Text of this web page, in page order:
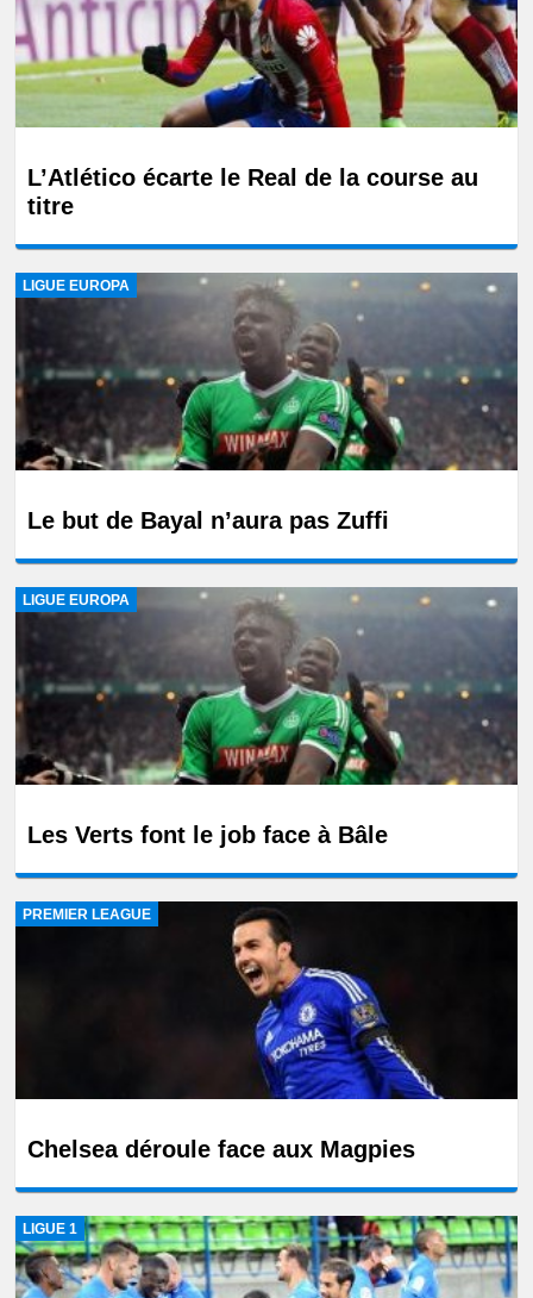
L’Atlético écarte le Real de la course au
titre
Le but de Bayal n’aura pas Zuffi
LIGUE EUROPA
Les Verts font le job face à Bâle
LIGUE EUROPA
Chelsea déroule face aux Magpies
PREMIER LEAGUE
LIGUE 1